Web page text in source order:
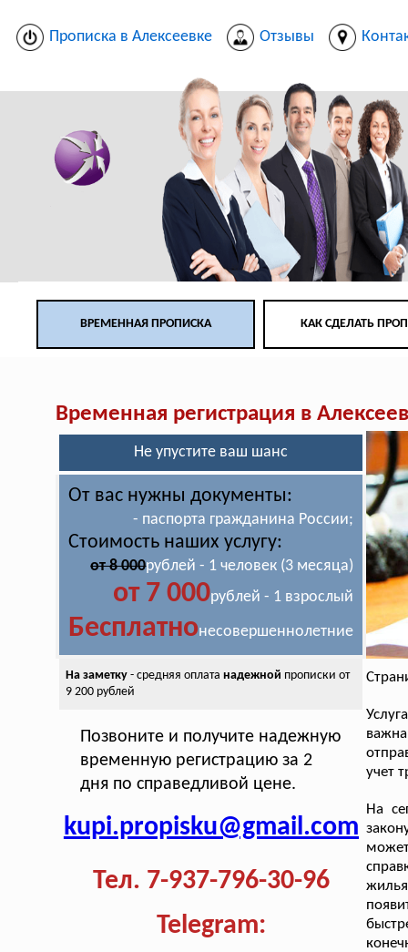
Прописка в Алексеевке Отзывы
ВРЕМЕННАЯ ПРОПИСКА КАК СДЕЛАТЬ
Временная регистрация в
Не упустите ваш шанс
От вас нужны документы:
- паспорта гражданина России;
Стоимость наших услугу:
от 8 000рублей - 1 человек (3 месяца)
от 7 000рублей - 1 взрослый
Бесплатнонесовершеннолетние
На заметку - средняя оплатанадежной прописки от
9 200 рублей
Позвоните и получите надежную
временную регистрацию за 2
дня по справедливой цене.
kupi.propisku@gmail.com
Тел. 7-937-796-30-96
Telegram:
учет
На